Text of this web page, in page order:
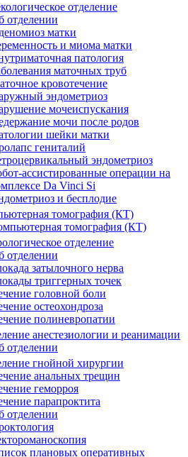
отделение
отделении
матки
и миома матки
патология
маточных труб
кровотечение
эндометриоз
мочеиспускания
мочи после родов
шейки матки
гениталий
эндометриоз
ассистированные операции на
Da Vinci Si
и бесплодие
томография (КТ)
томография (КТ)
отделение
отделении
затылочного нерва
триггерных точек
головной боли
остеохондроза
полиневропатии
анестезиологии и реанимации
отделении
гнойной хирургии
анальных трещин
геморроя
парапроктита
отделении
плановых оперативных